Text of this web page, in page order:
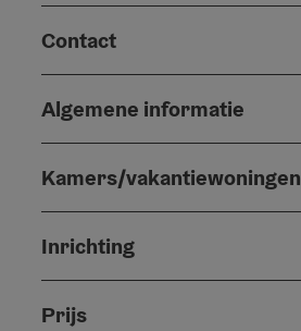
Contact
Algemene informatie
Kamers/vakantiewoningen
Inrichting
Prijs